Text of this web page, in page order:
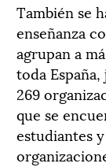
También se
enseñanza
agrupan a
toda
269
que se
estudiantes